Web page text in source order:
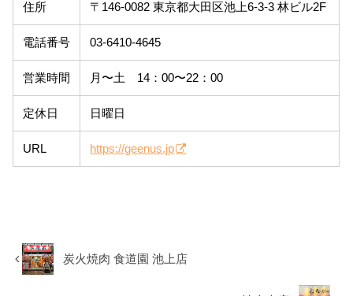
住所 〒146-0082 東京都大田区池上6-3-3 林ビル2F
電話番号 03-6410-4645
営業時間 月〜土 14：00〜22：00
定休日 日曜日
URL https://geenus.jp
炭火焼肉 食道園 池上店